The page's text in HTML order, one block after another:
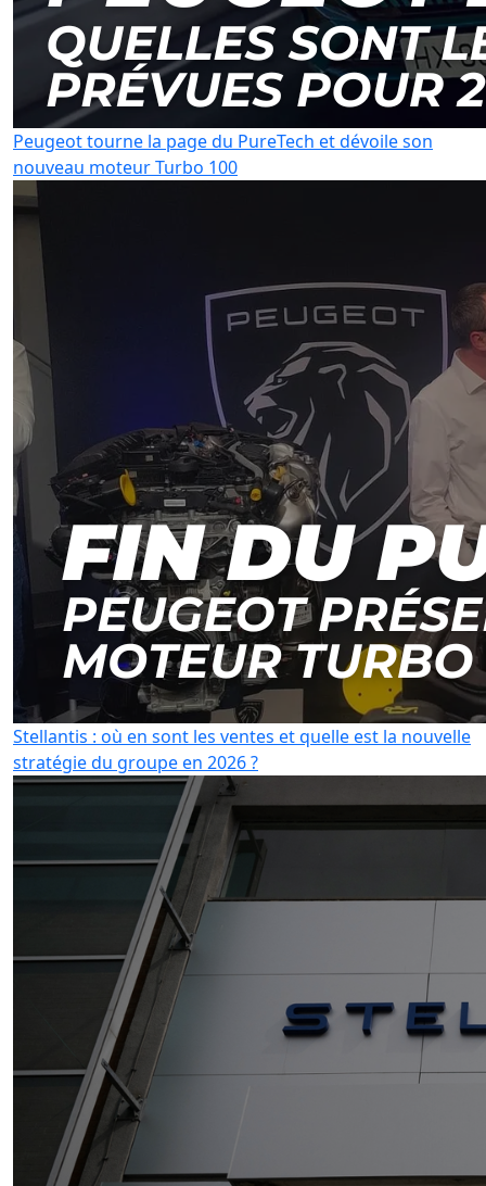
Peugeot tourne la page du PureTech et dévoile son
nouveau moteur Turbo 100
Stellantis : où en sont les ventes et quelle est la nouvelle
stratégie du groupe en 2026 ?